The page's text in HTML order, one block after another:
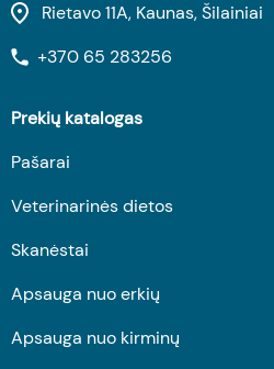
Rietavo 11A, Kaunas, Šilainiai
+370 65 283256
Prekių katalogas
Pašarai
Veterinarinės dietos
Skanėstai
Apsauga nuo erkių
Apsauga nuo kirminų